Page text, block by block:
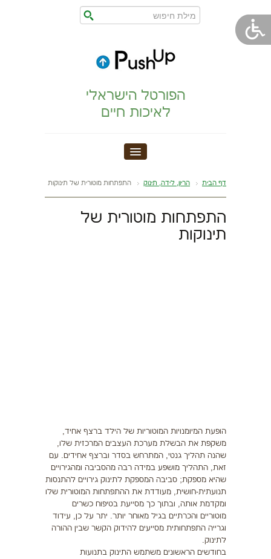
הפורטל הישראלי
לאיכות חיים
חדר כושר
צור קשר
דף הבית הריון, לידה, תינוק התפתחות מוטורית של תינוקות
התפתחות מוטורית של
תינוקות
הופעת המיומנויות המוטוריות של הילד ברצף אחיד,
משקפת את הבשלת מערכת העצבים המרכזית שלו,
שהנה תהליך גנטי, המתרחש בסדר וברצף אחידים. עם
זאת, התהליך מושפע במידה רבה מהסביבה ומהגירויים
שהיא מספקת; סביבה המספקת לתינוק גירויים להתנסות
תנועתית-חושית, מעודדת את ההתפתחות המוטורית שלו
ומקדמת אותה, ובתוך כך מסייעת בטיפוח כשרים
מוטוריים והכרתיים בגיל מאוחר יותר. יתר על כן, עידוד
וגרייה התפתחותית מסייעים להידוק הקשר שבין ההורה
לתינוק.
בחודשים הראשונים משתמש התינוק בתנועות